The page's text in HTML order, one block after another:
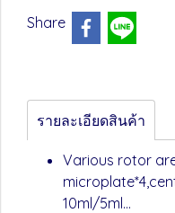
Share
รายละเอียดสินค้า
Various rotor
10ml/5ml...